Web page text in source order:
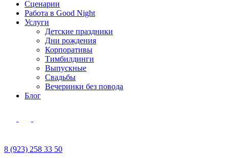
Сценарии
Работа в Good Night
Услуги
Детские праздники
Дни рождения
Корпоративы
Тимбилдинги
Выпускные
Свадьбы
Вечеринки без повода
Блог
8 (923) 258 33 50